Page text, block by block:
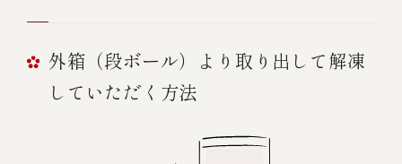
外箱（段ボール）より取り出して解凍
していただく方法